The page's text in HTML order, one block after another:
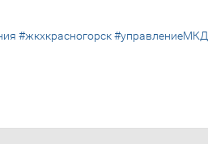
#жкхкрасногорск#управлениеМКД